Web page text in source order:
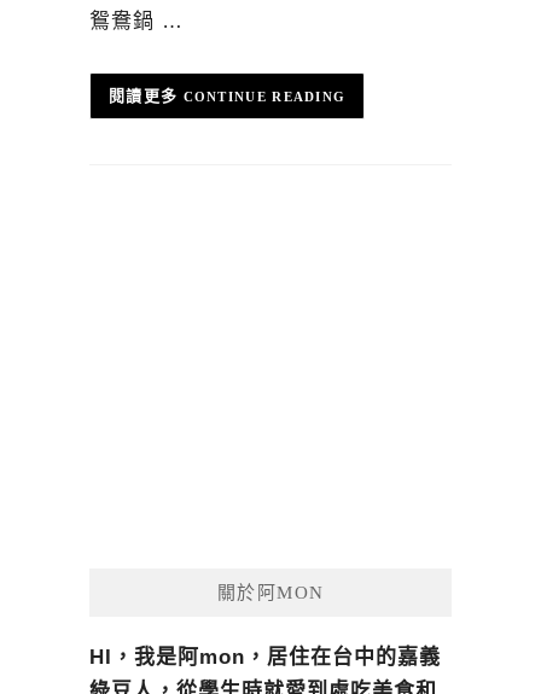
鴛鴦鍋 …
CONTINUE READING
關於阿MON
HI，我是阿mon，居住在台中的嘉義